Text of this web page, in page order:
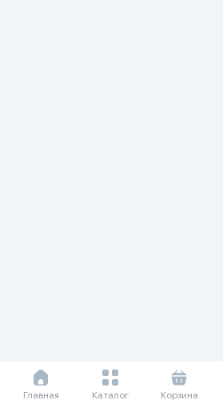
Главная Каталог Корзина